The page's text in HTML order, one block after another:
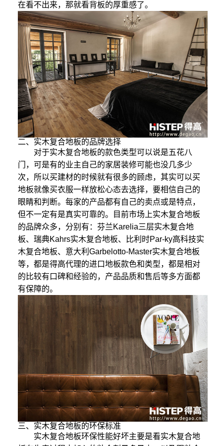
在看不出来，那就看背板的厚重感了。
二、实木复合地板的品牌选择
对于实木复合地板的款色类型可以说是五花八
门，可是有的业主自己的家居装修可能也没几多少
次，所以买建材的时候就有很多的顾虑，其实可以买
地板就像买衣服一样放松心态去选择，要相信自己的
眼睛和判断。每家的产品都有自己的卖点或是特点，
但不一定有是真实可靠的。目前市场上实木复合地板
的品牌众多，分别有：芬兰Karelia三层实木复合地
板、瑞典Kahrs实木复合地板、比利时Par-ky高科技实
木复合地板、意大利Garbelotto-Master实木复合地板
等，都是得高代理的进口地板款色和类型，都是相对
的比较有口碑和经验的，产品品质和售后等多方面都
有保障的。
三、实木复合地板的环保标准
实木复合地板环保性能好坏主要是看实木复合地